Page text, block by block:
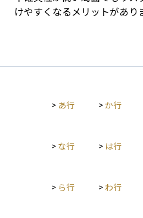
けやすくなるメリットがあり
> あ行 >か行
> な行 > は行
> ら行 > わ行